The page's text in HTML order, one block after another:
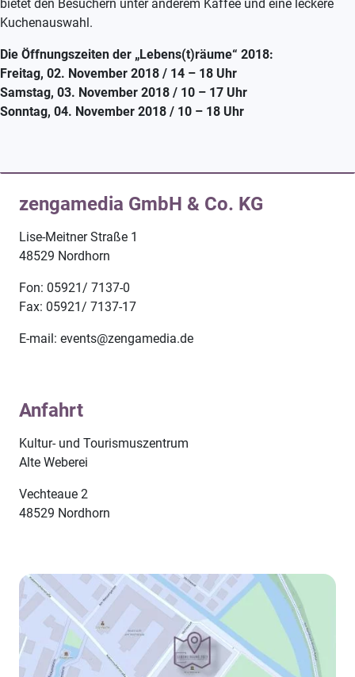
bietet den Besuchern unter anderem Kaffee und eine leckere
Kuchenauswahl.
Die Öffnungszeiten der „Lebens(t)räume“ 2018:
Freitag, 02. November 2018 / 14 – 18 Uhr
Samstag, 03. November 2018 / 10 – 17 Uhr
Sonntag, 04. November 2018 / 10 – 18 Uhr
zengamedia GmbH & Co. KG
Lise-Meitner Straße 1
48529 Nordhorn
Fon: 05921/ 7137-0
Fax: 05921/ 7137-17
E-mail: events@zengamedia.de
Anfahrt
Kultur- und Tourismuszentrum
Alte Weberei
Vechteaue 2
48529 Nordhorn